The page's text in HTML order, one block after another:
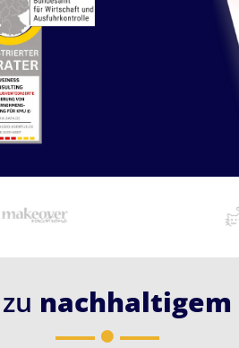
zu nachhaltigem